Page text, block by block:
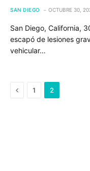
SAN DIEGO OCTUBRE 30,
San Diego, California,
escapó de lesiones
vehicular…
Previous
1 2